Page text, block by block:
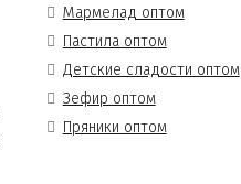
Мармелад оптом
Пастила оптом
Детские сладости оптом
Зефир оптом
Пряники оптом